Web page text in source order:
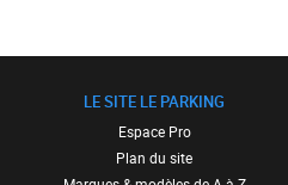
LE SITE LE PARKING
Espace Pro
Plan du site